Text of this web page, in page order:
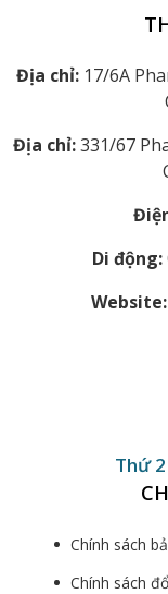
Địa chỉ: 17/6A
Địa chỉ:331/67
Di động:
Website:
Thứ
Chính sách
Chính sách